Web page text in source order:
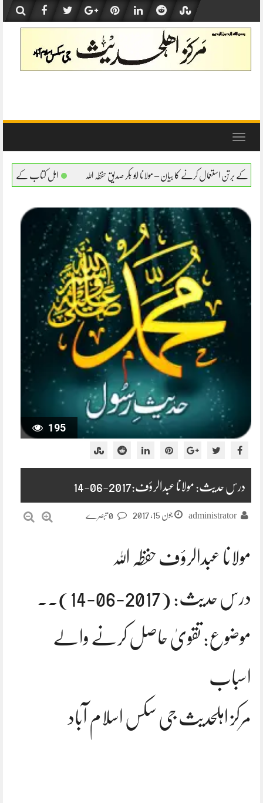
content
Toggle
– مولانا ابو بکر صدیق حفظہ اللہ اہل کتاب کے برتن استعمال کرنے کا بیان – مولانا
195
درس حدیث: مولانا عبدالرؤف:2017-06-14
administrator جون 15, 2017
مولانا عبدالرؤف حفظہ اللہ
درس حدیث: (2017-06-14).۔
موضوع: تقویٰ حاصل کرنے والے
اسباب
مرکز اہلحدیث جی سکس اسلام آباد